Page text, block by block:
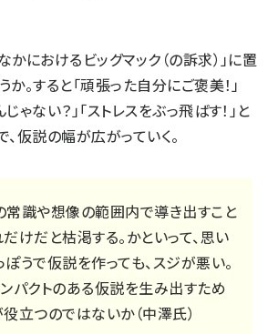
かにおけるビッグマック（の訴求）」に置
。すると「頑張った自分にご褒美！」
ゃない？」「ストレスをぶっ飛ばす！」と
、仮説の幅が広がっていく。
常識や想像の範囲内で導き出すこと
けだと枯渇する。かといって、思い
うで仮説を作っても、スジが悪い。
ンパクトのある仮説を生み出すため
立つのではないか（中澤氏）